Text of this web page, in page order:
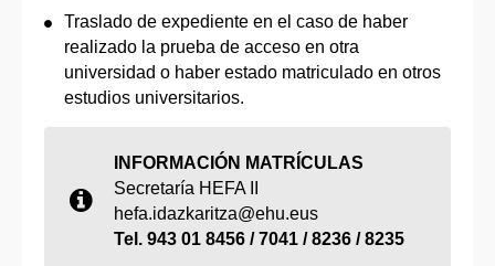
Traslado de expediente en el caso de haber
realizado la prueba de acceso en otra
universidad o haber estado matriculado en otros
estudios universitarios.
INFORMACIÓN MATRÍCULAS
Secretaría HEFA II
hefa.idazkaritza@ehu.eus
Tel. 943 01 8456 / 7041 / 8236 / 8235